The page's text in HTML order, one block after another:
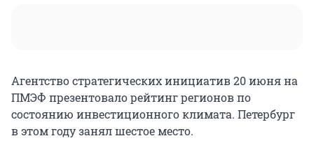
Агентство стратегических инициатив 20 июня на
ПМЭФ презентовало рейтинг регионов по
состоянию инвестиционного климата. Петербург
в этом году занял шестое место.